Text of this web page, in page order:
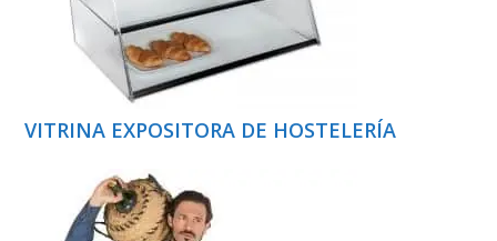
VITRINA EXPOSITORA DE HOSTELERÍA